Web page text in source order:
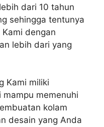
dari 10 tahun
sehingga tentunya
dengan
lebih dari yang
Kami miliki
memenuhi
kolam
desain yang Anda